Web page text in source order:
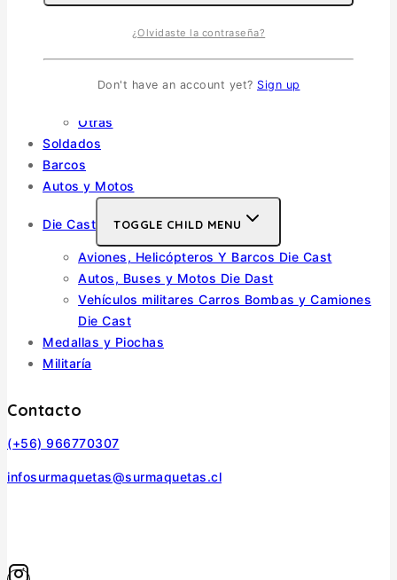
Helicópteros
Escala 1/35
Otras
Soldados
Barcos
Autos y Motos
Die Cast TOGGLE CHILD MENU
Aviones, Helicópteros Y Barcos Die Cast
Autos, Buses y Motos Die Dast
Vehículos militares Carros Bombas y Camiones
Die Cast
Medallas y Piochas
Militaría
Contacto
(+56) 966770307
infosurmaquetas@surmaquetas.cl
¿Olvidaste la contraseña?
Don't have an account yet? Sign up